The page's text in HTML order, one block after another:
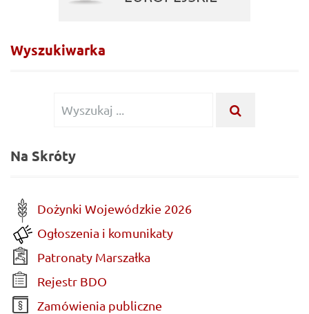
Wyszukiwarka
Wyszukiwanie
Na Skróty
Dożynki Wojewódzkie 2026
Ogłoszenia i komunikaty
Patronaty Marszałka
Rejestr BDO
Zamówienia publiczne